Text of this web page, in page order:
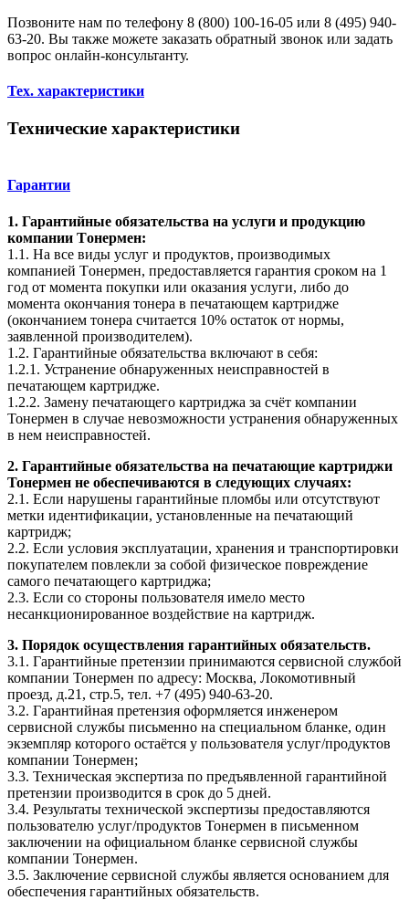
Позвоните нам по телефону 8 (800) 100-16-05 или 8 (495) 940-
63-20. Вы также можете заказать обратный звонок или задать
вопрос онлайн-консультанту.
Тех. характеристики
Технические характеристики
Гарантии
1. Гарантийные обязательства на услуги и продукцию
компании Tонермен:
1.1. На все виды услуг и продуктов, производимых
компанией Tонермен, предоставляется гарантия сроком на 1
год от момента покупки или оказания услуги, либо до
момента окончания тонера в печатающем картридже
(окончанием тонера считается 10% остаток от нормы,
заявленной производителем).
1.2. Гарантийные обязательства включают в себя:
1.2.1. Устранение обнаруженных неисправностей в
печатающем картридже.
1.2.2. Замену печатающего картриджа за счёт компании
Тонермен в случае невозможности устранения обнаруженных
в нем неисправностей.
2. Гарантийные обязательства на печатающие картриджи
Тонермен не обеспечиваются в следующих случаях:
2.1. Если нарушены гарантийные пломбы или отсутствуют
метки идентификации, установленные на печатающий
картридж;
2.2. Если условия эксплуатации, хранения и транспортировки
покупателем повлекли за собой физическое повреждение
самого печатающего картриджа;
2.3. Если со стороны пользователя имело место
несанкционированное воздействие на картридж.
3. Порядок осуществления гарантийных обязательств.
3.1. Гарантийные претензии принимаются сервисной службой
компании Тонермен по адресу: Москва, Локомотивный
проезд, д.21, стр.5, тел. +7 (495) 940-63-20.
3.2. Гарантийная претензия оформляется инженером
сервисной службы письменно на специальном бланке, один
экземпляр которого остаётся у пользователя услуг/продуктов
компании Тонермен;
3.3. Техническая экспертиза по предъявленной гарантийной
претензии производится в срок до 5 дней.
3.4. Результаты технической экспертизы предоставляются
пользователю услуг/продуктов Тонермен в письменном
заключении на официальном бланке сервисной службы
компании Тонермен.
3.5. Заключение сервисной службы является основанием для
обеспечения гарантийных обязательств.